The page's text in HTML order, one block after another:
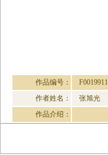
作品编号： F0019911
作者姓名：
张旭光
作品介绍：